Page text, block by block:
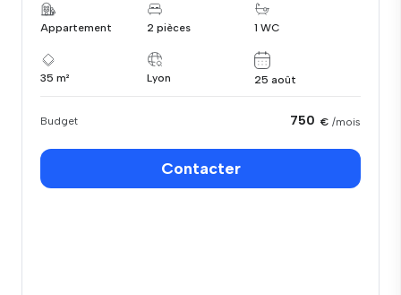
Appartement 2 pièces 1 WC
35 m² Lyon 25 août
Budget 750 € /mois
Contacter